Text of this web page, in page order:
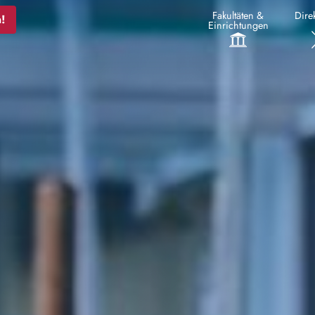
Fakultäten &
Einrichtungen